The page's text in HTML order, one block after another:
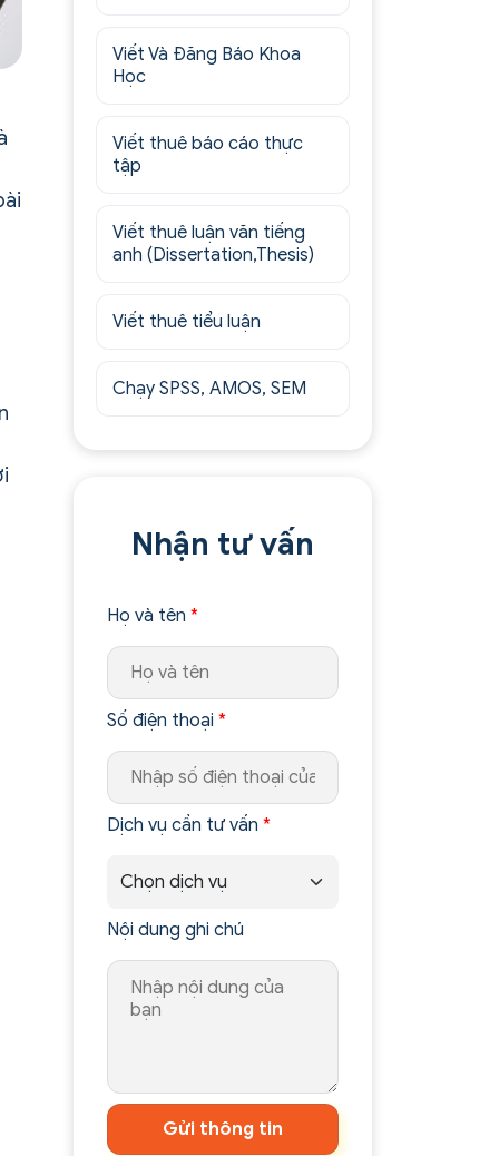
Viết Và Đăng Báo Khoa
Học
Viết thuê báo cáo thực
tập
Viết thuê luận văn tiếng
anh (Dissertation,Thesis)
Viết thuê tiểu luận
Chạy SPSS, AMOS, SEM
Nhận tư vấn
Họ và tên*
Số điện thoại*
Dịch vụ cần tư vấn*
Nội dung ghi chú
Gửi thông tin